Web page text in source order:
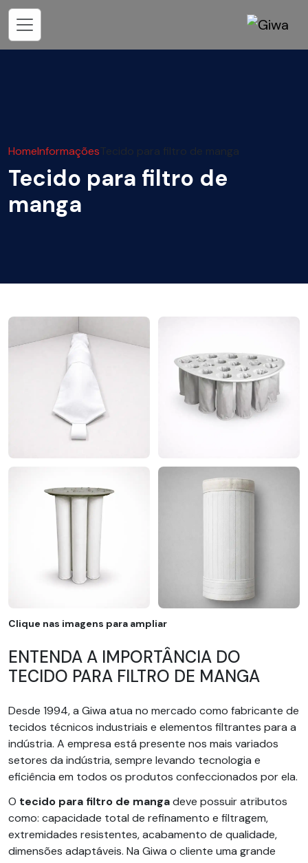
HomeInformaçõesTecido para filtro de manga
Tecido para filtro de
manga
Clique nas imagens para ampliar
ENTENDA A IMPORTÂNCIA DO
TECIDO PARA FILTRO DE MANGA
Desde 1994, a Giwa atua no mercado como fabricante de
tecidos técnicos industriais e elementos filtrantes para a
indústria. A empresa está presente nos mais variados
setores da indústria, sempre levando tecnologia e
eficiência em todos os produtos confeccionados por ela.
O tecido para filtro de mangadeve possuir atributos
como: capacidade total de refinamento e filtragem,
extremidades resistentes, acabamento de qualidade,
dimensões adaptáveis. Na Giwa o cliente uma grande